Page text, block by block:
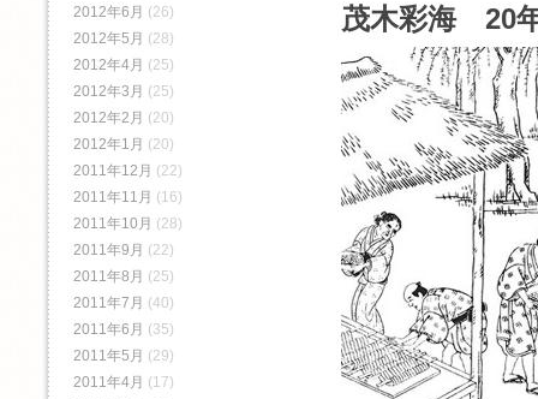
茂木彩海 20
2012年6月 (26)
2012年5月 (28)
2012年4月 (25)
2012年3月 (25)
2012年2月 (20)
2012年1月 (20)
2011年12月 (22)
2011年11月 (16)
2011年10月 (28)
2011年9月 (22)
2011年8月 (25)
2011年7月 (40)
2011年6月 (35)
2011年5月 (29)
2011年4月 (17)